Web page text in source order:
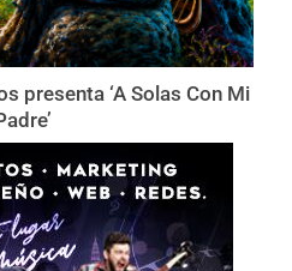
presenta ‘A Solas Con Mi